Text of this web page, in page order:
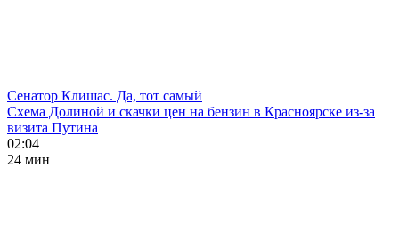
Сенатор Клишас. Да, тот самый
Схема Долиной и скачки цен на бензин в Красноярске из-за
визита Путина
02:04
24 мин